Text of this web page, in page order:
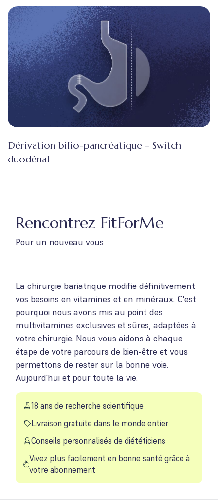
Dérivation bilio-pancréatique - Switch
duodénal
Rencontrez FitForMe
Pour un nouveau vous
La chirurgie bariatrique modifie définitivement
vos besoins en vitamines et en minéraux. C'est
pourquoi nous avons mis au point des
multivitamines exclusives et sûres, adaptées à
votre chirurgie. Nous vous aidons à chaque
étape de votre parcours de bien-être et vous
permettons de rester sur la bonne voie.
Aujourd'hui et pour toute la vie.
18 ans de recherche scientifique
Livraison gratuite dans le monde entier
Conseils personnalisés de diététiciens
Vivez plus facilement en bonne santé grâce à
votre abonnement